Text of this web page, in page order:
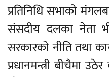
प्रतिनिधि सभाको
संसदीय दलका नेता
सरकारको नीति तथा
प्रधानमन्त्री बीचैमा